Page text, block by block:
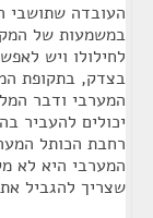
העובדה שתושבי
במשמעות של
לחילולו ויש
בצדק, בתקופת
המערבי ודבר
יכולים להעביר
רחבת הכותל
המערבי היא לא
שצריך להגביל